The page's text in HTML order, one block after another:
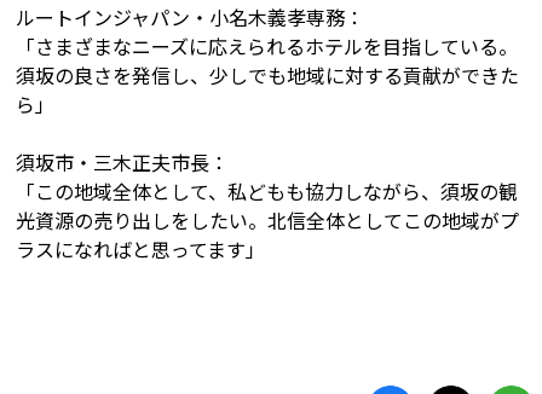
ルートインジャパン・小名木義孝専務：
「さまざまなニーズに応えられるホテルを目指している。
須坂の良さを発信し、少しでも地域に対する貢献ができた
ら」
須坂市・三木正夫市長：
「この地域全体として、私どもも協力しながら、須坂の観
光資源の売り出しをしたい。北信全体としてこの地域がプ
ラスになればと思ってます」